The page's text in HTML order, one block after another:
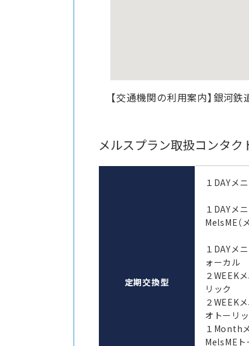
【交通機関の利用案内】銀河
メルスプラン取扱コンタク
定期交換型
１DAYメ
１DAYメ
MelsME（
１DAYメ
ォーカル
２WEEK
リック
２WEEK
オトーリ
１Month
MelsMEト